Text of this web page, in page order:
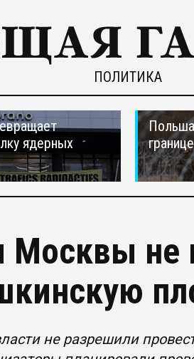
ПОЛИТИКА
ядерных
не
не разрешили